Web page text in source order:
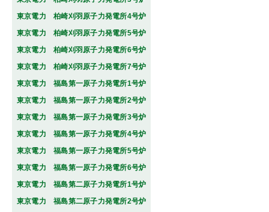
東京電力 柏崎刈羽原子力発電所4号炉
東京電力 柏崎刈羽原子力発電所5号炉
東京電力 柏崎刈羽原子力発電所6号炉
東京電力 柏崎刈羽原子力発電所7号炉
東京電力 福島第一原子力発電所1号炉
東京電力 福島第一原子力発電所2号炉
東京電力 福島第一原子力発電所3号炉
東京電力 福島第一原子力発電所4号炉
東京電力 福島第一原子力発電所5号炉
東京電力 福島第一原子力発電所6号炉
東京電力 福島第二原子力発電所1号炉
東京電力 福島第二原子力発電所2号炉